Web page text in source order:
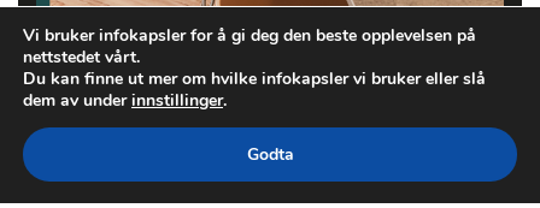
Vi bruker infokapsler for å gi deg den beste opplevelsen på
nettstedet vårt.
Du kan finne ut mer om hvilke infokapsler vi bruker eller slå
dem av underinnstillinger.
Godta